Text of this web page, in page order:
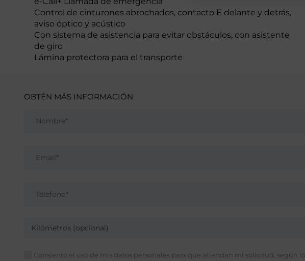
Control de cinturones abrochados, contacto E delante y detrás,
aviso óptico y acústico
Con sistema de asistencia para evitar obstáculos, con asistente
de giro
Lámina protectora para el transporte
OBTÉN MÁS INFORMACIÓN
Kilómetros (opcional)
Consiento el uso de mis datos personales para que atiendan mi solicitud, según lo